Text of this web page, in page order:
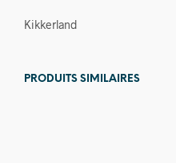
Kikkerland
PRODUITS SIMILAIRES